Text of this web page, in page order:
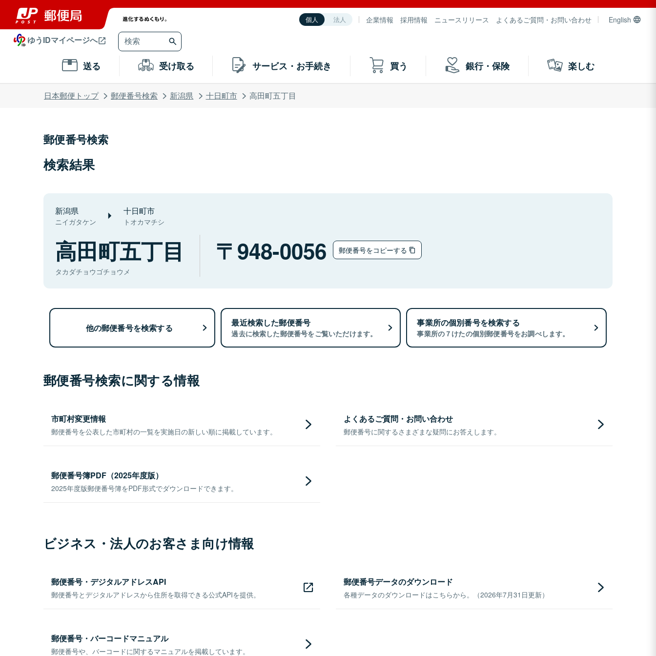
個人 法人 企業情報 採用情報 ニュースリリース よくあるご質問・お問い合わせ English
ゆうIDマイページへ
送る 受け取る サービス・お手続き 買う 銀行・保険 楽しむ
日本郵便トップ 郵便番号検索 新潟県 十日町市 高田町五丁目
郵便番号検索
検索結果
新潟県
ニイガタケン
十日町市
トオカマチシ
高田町五丁目
タカダチョウゴチョウメ
948-0056 郵便番号をコピーする
他の郵便番号を検索する 最近検索した郵便番号
過去に検索した郵便番号をご覧いただけます。
事業所の個別番号を検索する
事業所の７けたの個別郵便番号をお調べします。
郵便番号検索に関する情報
市町村変更情報
郵便番号を公表した市町村の一覧を実施日の新しい順に掲載しています。
よくあるご質問・お問い合わせ
郵便番号に関するさまざまな疑問にお答えします。
郵便番号簿PDF（2025年度版）
2025年度版郵便番号簿をPDF形式でダウンロードできます。
ビジネス・法人のお客さま向け情報
郵便番号・デジタルアドレスAPI
郵便番号とデジタルアドレスから住所を取得できる公式APIを提供。
郵便番号データのダウンロード
各種データのダウンロードはこちらから。（2026年7月31日更新）
郵便番号・バーコードマニュアル
郵便番号や、バーコードに関するマニュアルを掲載しています。